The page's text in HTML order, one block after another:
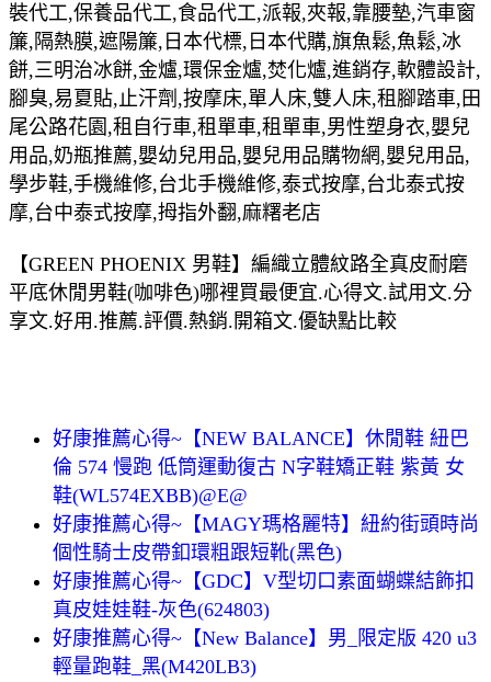
裝代工,保養品代工,食品代工,派報,夾報,靠腰墊,汽車窗
簾,隔熱膜,遮陽簾,日本代標,日本代購,旗魚鬆,魚鬆,冰
餅,三明治冰餅,金爐,環保金爐,焚化爐,進銷存,軟體設計,
腳臭,易夏貼,止汗劑,按摩床,單人床,雙人床,租腳踏車,田
尾公路花園,租自行車,租單車,租單車,男性塑身衣,嬰兒
用品,奶瓶推薦,嬰幼兒用品,嬰兒用品購物網,嬰兒用品,
學步鞋,手機維修,台北手機維修,泰式按摩,台北泰式按
摩,台中泰式按摩,拇指外翻,麻糬老店
【GREEN PHOENIX 男鞋】編織立體紋路全真皮耐磨
平底休閒男鞋(咖啡色)哪裡買最便宜.心得文.試用文.分
享文.好用.推薦.評價.熱銷.開箱文.優缺點比較
好康推薦心得~【NEW BALANCE】休閒鞋 紐巴
倫 574 慢跑 低筒運動復古 N字鞋矯正鞋 紫黃 女
鞋(WL574EXBB)@E@
好康推薦心得~【MAGY瑪格麗特】紐約街頭時尚
個性騎士皮帶釦環粗跟短靴(黑色)
好康推薦心得~【GDC】V型切口素面蝴蝶結飾扣
真皮娃娃鞋-灰色(624803)
好康推薦心得~【New Balance】男_限定版 420 u3
輕量跑鞋_黑(M420LB3)